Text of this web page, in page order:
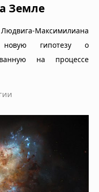
Земле
Максимилиана
гипотезу о
на процессе